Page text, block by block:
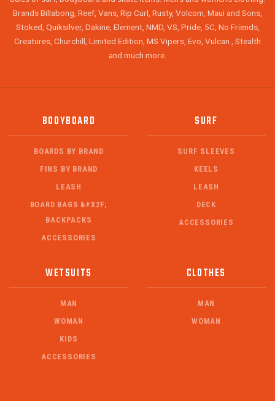
Brands Billabong, Reef, Vans, Rip Curl, Rusty, Volcom, Maui and Sons,
Stoked, Quiksilver, Dakine, Element, NMD, VS, Pride, 5C, No Friends,
Creatures, Churchill, Limited Edition, MS Vipers, Evo, Vulcan , Stealth
and much more.
BODYBOARD
BOARDS BY BRAND
FINS BY BRAND
LEASH
BOARD BAGS &#X2F;
BACKPACKS
ACCESSORIES
SURF
SURF SLEEVES
KEELS
LEASH
DECK
ACCESSORIES
WETSUITS
MAN
WOMAN
KIDS
ACCESSORIES
CLOTHES
MAN
WOMAN